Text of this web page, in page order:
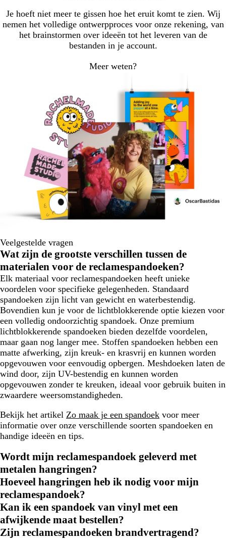
Je hoeft niet meer te gissen hoe het eruit komt te zien. Wij
nemen het volledige ontwerpproces voor onze rekening, van
het brainstormen over ideeën tot het leveren van de
bestanden in je account.
Meer weten?
Veelgestelde vragen
Wat zijn de grootste verschillen tussen de
materialen voor de reclamespandoeken?
Elk materiaal voor reclamespandoeken heeft unieke
voordelen voor specifieke gelegenheden. Standaard
spandoeken zijn licht van gewicht en waterbestendig.
Bovendien kun je voor de lichtblokkerende optie kiezen voor
een volledig ondoorzichtig spandoek. Onze premium
lichtblokkerende spandoeken bieden dezelfde voordelen,
maar gaan nog langer mee. Stoffen spandoeken hebben een
matte afwerking, zijn kreuk- en krasvrij en kunnen worden
opgevouwen voor eenvoudig opbergen. Meshdoeken laten de
wind door, zijn UV-bestendig en kunnen worden
opgevouwen zonder te kreuken, ideaal voor gebruik buiten in
zwaardere weersomstandigheden.
Bekijk het artikel Zo maak je een spandoek voor meer
informatie over onze verschillende soorten spandoeken en
handige ideeën en tips.
Wordt mijn reclamespandoek geleverd met
metalen hangringen?
Hoeveel hangringen heb ik nodig voor mijn
reclamespandoek?
Kan ik een spandoek van vinyl met een
afwijkende maat bestellen?
Zijn reclamespandoeken brandvertragend?